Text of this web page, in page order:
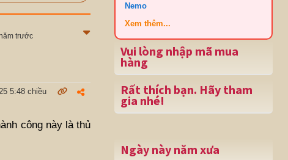
trước
5:48 chiều
công này là thủ
Nemo
Xem thêm...
Vui lòng nhập mã mua
hàng
Rất thích bạn. Hãy tham
gia nhé!
Ngày này năm xưa